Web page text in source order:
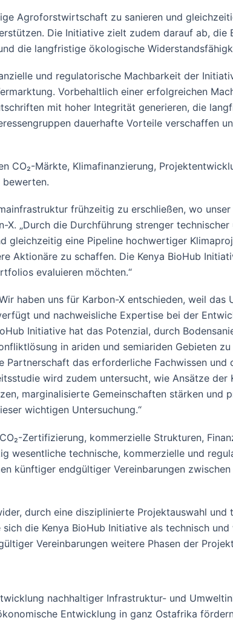
Agroforstwirtschaft zu sanieren und
Die Initiative zielt zudem darauf ab, die
die langfristige ökologische
und regulatorische Machbarkeit der
Vorbehaltlich einer erfolgreichen
mit hoher Integrität generieren, die
dauerhafte Vorteile verschaffen
CO₂-Märkte, Klimafinanzierung,
bewerten.
frühzeitig zu erschließen, wo
„Durch die Durchführung strenger
gleichzeitig eine Pipeline hochwertiger
Aktionäre zu schaffen. Die Kenya BioHub
evaluieren möchten.“
haben uns für Karbon-X entschieden, weil
und nachweisliche Expertise bei der
Initiative hat das Potenzial, durch
in ariden und semiariden Gebieten
das erforderliche Fachwissen
wird zudem untersucht, wie Ansätze
marginalisierte Gemeinschaften stärken und
wichtigen Untersuchung.“
Zertifizierung, kommerzielle Strukturen,
technische, kommerzielle und
künftiger endgültiger Vereinbarungen
durch eine disziplinierte Projektauswahl und
die Kenya BioHub Initiative als technisch
Vereinbarungen weitere Phasen der
nachhaltiger Infrastruktur- und
Entwicklung in ganz Ostafrika